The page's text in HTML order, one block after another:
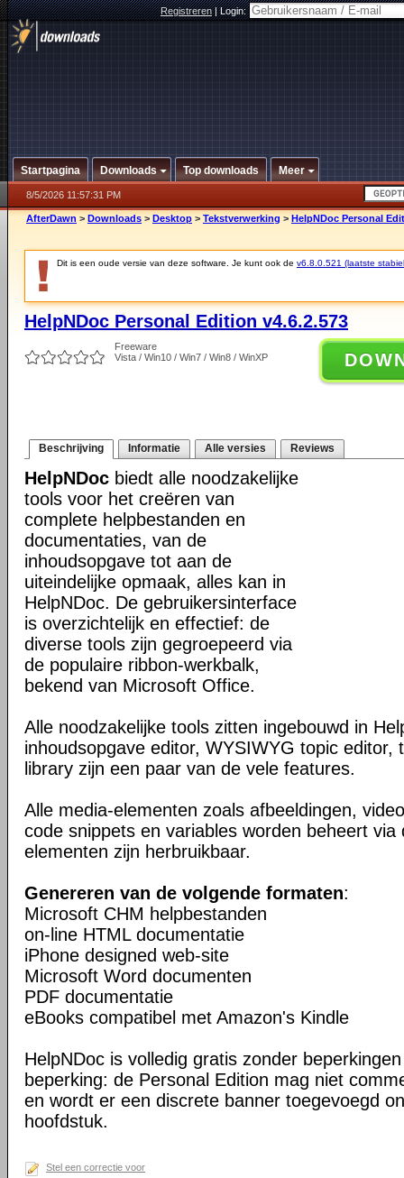
Registreren|Login:
Startpagina Downloads Top downloads Meer
8/5/2026 11:57:31 PM
AfterDawn > Downloads > Desktop > Tekstverwerking > HelpNDoc Personal
Dit is een oude versie van deze software. Je kunt ook de v6.8.0.521 (laatste
HelpNDoc Personal Edition v4.6.2.573
Freeware
Vista / Win10 / Win7 / Win8 / WinXP
Beschrijving Informatie Alle versies Reviews
HelpNDoc biedt alle noodzakelijke
tools voor het creëren van
complete helpbestanden en
documentaties, van de
inhoudsopgave tot aan de
uiteindelijke opmaak, alles kan in
HelpNDoc. De gebruikersinterface
is overzichtelijk en effectief: de
diverse tools zijn gegroepeerd via
de populaire ribbon-werkbalk,
bekend van Microsoft Office.
Alle noodzakelijke tools zitten ingebouwd in
inhoudsopgave editor, WYSIWYG topic editor,
library zijn een paar van de vele features.
Alle media-elementen zoals afbeeldingen,
code snippets en variables worden beheert
elementen zijn herbruikbaar.
Genereren van de volgende formaten:
Microsoft CHM helpbestanden
on-line HTML documentatie
iPhone designed web-site
Microsoft Word documenten
PDF documentatie
eBooks compatibel met Amazon's Kindle
HelpNDoc is volledig gratis zonder
beperking: de Personal Edition mag niet
en wordt er een discrete banner toegevoegd
hoofdstuk.
Stel een correctie voor